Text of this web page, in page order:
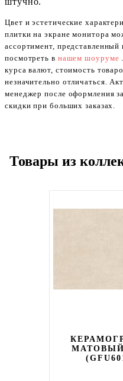
Цвет и эстетические
плитки на экране монитора
ассортимент,
посмотреть в нашем шоуруме
курса валют, стоимость
незначительно отличаться.
менеджер после оформления
скидки при больших заказах.
Товары из
МАТОВЫЙ